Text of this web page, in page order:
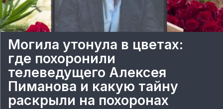
Могила утонула в цветах:
где похоронили
телеведущего Алексея
Пиманова и какую тайну
раскрыли на похоронах